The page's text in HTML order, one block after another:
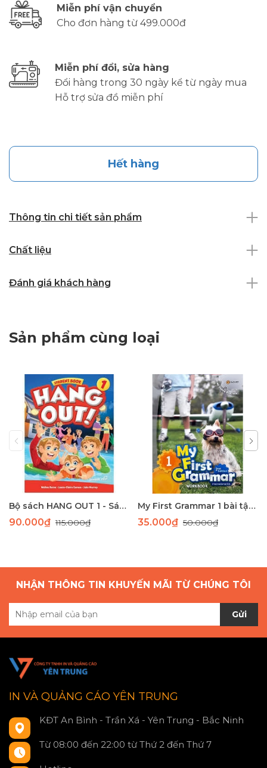
Miễn phí vận chuyển
Cho đơn hàng từ 499.000đ
Miễn phí đổi, sửa hàng
Đổi hàng trong 30 ngày kể từ ngày mua
Hỗ trợ sửa đồ miễn phí
Hết hàng
Thông tin chi tiết sản phẩm
Chất liệu
Đánh giá khách hàng
Sản phẩm cùng loại
Bộ sách HANG OUT 1 - Sách học tiếng Anh giao tiếp dành cho học sinh tiểu học
90.000₫115.000₫
My First Grammar 1 bài tập 2nd Edition
35.000₫ 50.000₫
NHẬN THÔNG TIN KHUYẾN MÃI TỪ CHÚNG TÔI
Gửi
IN VÀ QUẢNG CÁO YÊN TRUNG
KĐT An Bình - Trần Xá - Yên Trung - Bắc Ninh
Từ 08:00 đến 22:00 từ Thứ 2 đến Thứ 7